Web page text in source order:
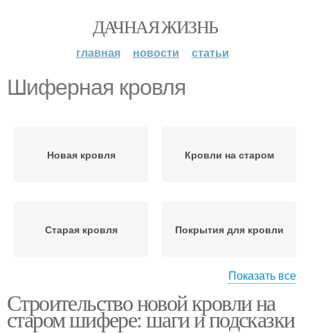
ДАЧНАЯ ЖИЗНЬ
главная новости статьи
Шиферная кровля
Новая кровля Кровли на старом
Старая кровля Покрытия для кровли
строительством
Материал для новой
кровли
Показать все
Строительство новой кровли на
старом шифере: шаги и подсказки